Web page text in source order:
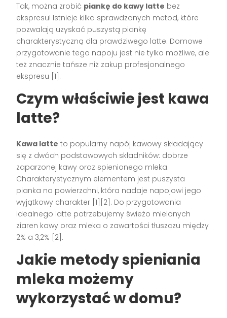
Tak, można zrobić piankę do kawy latte bez
ekspresu! Istnieje kilka sprawdzonych metod, które
pozwalają uzyskać puszystą piankę
charakterystyczną dla prawdziwego latte. Domowe
przygotowanie tego napoju jest nie tylko możliwe, ale
też znacznie tańsze niż zakup profesjonalnego
ekspresu [1].
Czym właściwie jest kawa
latte?
Kawa latte to popularny napój kawowy składający
się z dwóch podstawowych składników: dobrze
zaparzonej kawy oraz spienionego mleka.
Charakterystycznym elementem jest puszysta
pianka na powierzchni, która nadaje napojowi jego
wyjątkowy charakter [1][2]. Do przygotowania
idealnego latte potrzebujemy świeżo mielonych
ziaren kawy oraz mleka o zawartości tłuszczu między
2% a 3,2% [2].
Jakie metody spieniania
mleka możemy
wykorzystać w domu?